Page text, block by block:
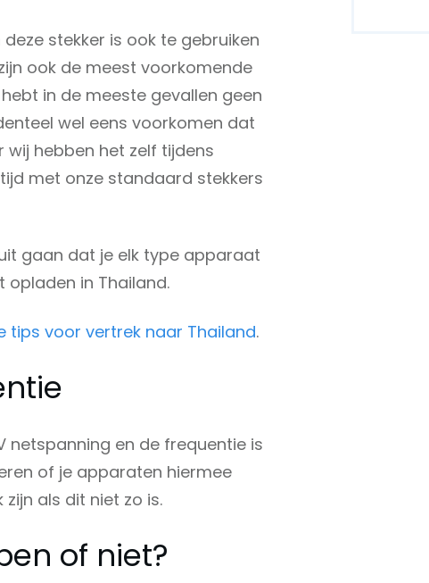
stekker is ook te gebruiken
ook de meest voorkomende
in de meeste gevallen geen
wel eens voorkomen dat
hebben het zelf tijdens
met onze standaard stekkers
gaan dat je elk type apparaat
opladen in Thailand.
tips voor vertrek naar Thailand.
netspanning en de frequentie is
of je apparaten hiermee
als dit niet zo is.
of niet?